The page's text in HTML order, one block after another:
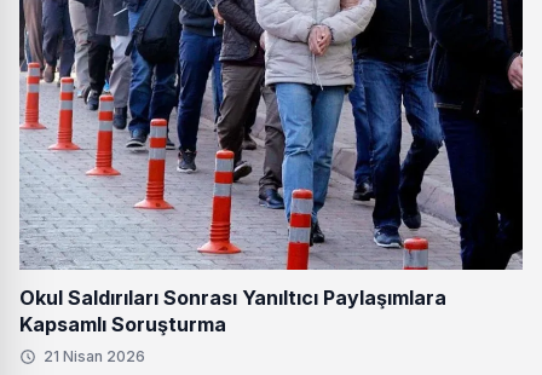
Okul Saldırıları Sonrası Yanıltıcı Paylaşımlara
Kapsamlı Soruşturma
21 Nisan 2026